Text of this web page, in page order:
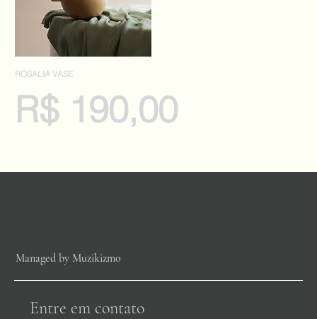
ROSALIA VASE
Preço
R$ 190,00
Managed by Muzikizmo
Entre em contato